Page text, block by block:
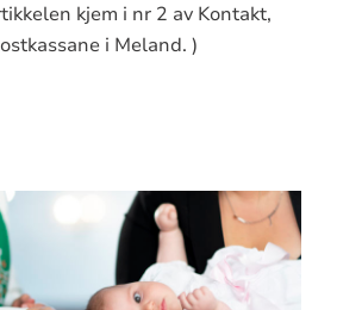
kjem i nr 2 av Kontakt,
i Meland. )